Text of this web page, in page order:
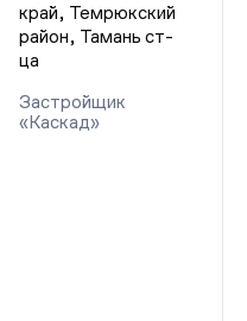
край, Темрюкский
район, Тамань ст-
ца
Застройщик
«Каскад»